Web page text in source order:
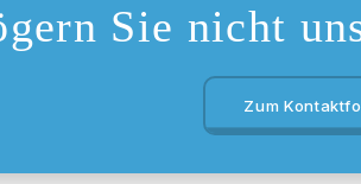
Sie nicht
Zum